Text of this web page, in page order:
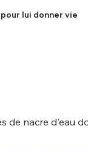
pour lui donner vie
de nacre d'eau